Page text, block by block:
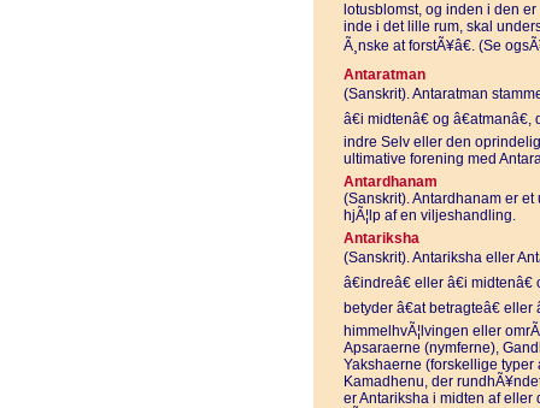
lotusblomst, og inden i den
inde i det lille rum, skal
Ã¸nske at forstÃ¥â€. (Se
Antaratman
(Sanskrit). Antaratman
â€i midtenâ€ og
indre Selv eller den
ultimative forening med
Antardhanam
(Sanskrit). Antardhanam er
hjÃ¦lp af en viljeshandling.
Antariksha
(Sanskrit). Antariksha eller
â€indreâ€ eller â€i
betyder â€at betragteâ€
himmelhvÃ¦lvingen eller
Apsaraerne (nymferne),
Yakshaerne (forskellige typer
Kamadhenu, der
er Antariksha i midten af eller